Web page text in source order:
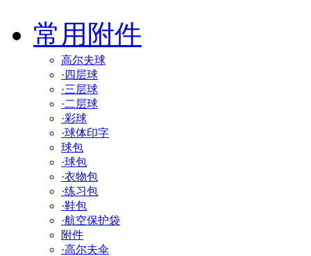
常用附件
高尔夫球
·四层球
·三层球
·二层球
·彩球
·球体印字
球包
·球包
·衣物包
·练习包
·鞋包
·航空保护袋
附件
·高尔夫伞